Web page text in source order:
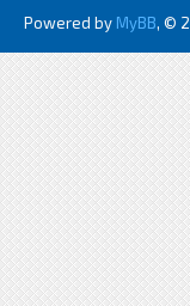
Powered by MyBB, ©